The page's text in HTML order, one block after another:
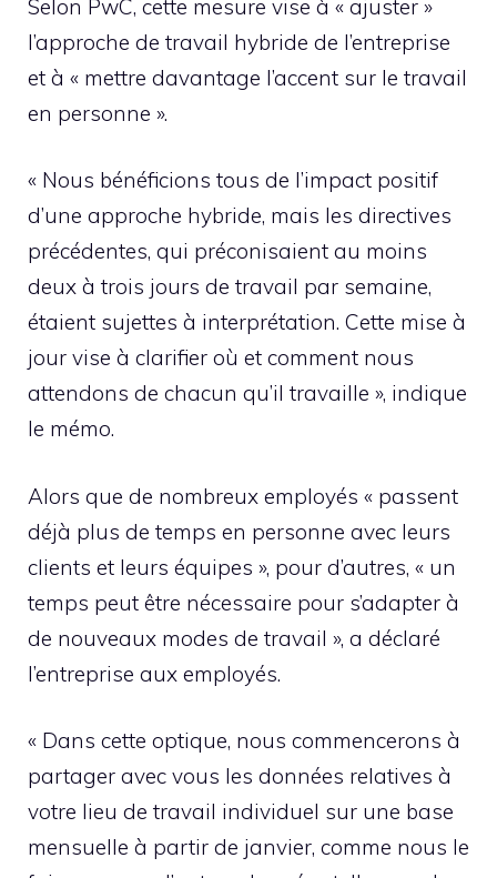
Selon PwC, cette mesure vise à « ajuster »
l’approche de travail hybride de l’entreprise
et à « mettre davantage l’accent sur le travail
en personne ».
« Nous bénéficions tous de l’impact positif
d’une approche hybride, mais les directives
précédentes, qui préconisaient au moins
deux à trois jours de travail par semaine,
étaient sujettes à interprétation. Cette mise à
jour vise à clarifier où et comment nous
attendons de chacun qu’il travaille », indique
le mémo.
Alors que de nombreux employés « passent
déjà plus de temps en personne avec leurs
clients et leurs équipes », pour d’autres, « un
temps peut être nécessaire pour s’adapter à
de nouveaux modes de travail », a déclaré
l’entreprise aux employés.
« Dans cette optique, nous commencerons à
partager avec vous les données relatives à
votre lieu de travail individuel sur une base
mensuelle à partir de janvier, comme nous le